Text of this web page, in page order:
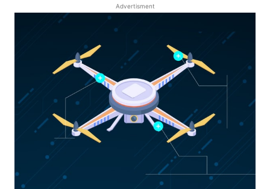
Advertisment